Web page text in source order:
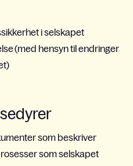
i selskapet
(med hensyn til endringer
som beskriver
som selskapet